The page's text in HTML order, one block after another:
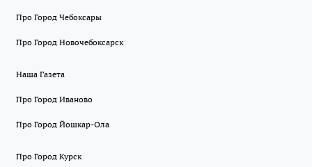
Про Город Чебоксары
Про Город Новочебоксарск
Наша Газета
Про Город Иваново
Про Город Йошкар-Ола
Про Город Курск